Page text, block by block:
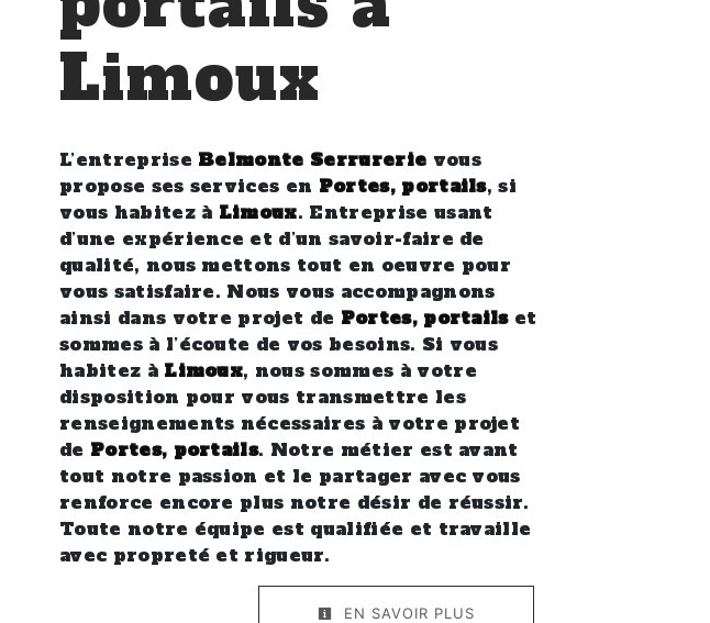
Limoux
L’entreprise Belmonte Serrurerie vous
propose ses services en Portes, portails, si
vous habitez à Limoux. Entreprise usant
d’une expérience et d’un savoir-faire de
qualité, nous mettons tout en oeuvre pour
vous satisfaire. Nous vous accompagnons
ainsi dans votre projet de Portes, portailset
sommes à l’écoute de vos besoins. Si vous
habitez à Limoux, nous sommes à votre
disposition pour vous transmettre les
renseignements nécessaires à votre projet
de Portes, portails. Notre métier est avant
tout notre passion et le partager avec vous
renforce encore plus notre désir de réussir.
Toute notre équipe est qualifiée et travaille
avec propreté et rigueur.
EN SAVOIR PLUS